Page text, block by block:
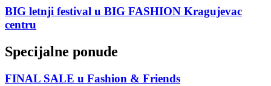
BIG letnji festival u BIG FASHION Kragujevac
centru
Specijalne ponude
FINAL SALE u Fashion & Friends